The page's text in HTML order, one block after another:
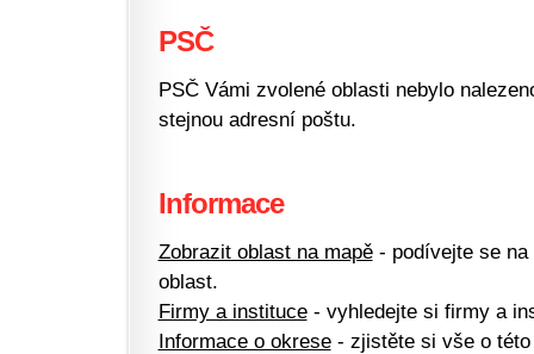
PSČ
PSČ Vámi zvolené oblasti nebylo
stejnou adresní poštu.
Informace
Zobrazit oblast na mapě- podívejte se na
oblast.
Firmy a instituce- vyhledejte si firmy a
Informace o okrese- zjistěte si vše o této